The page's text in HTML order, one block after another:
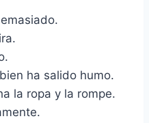
ha salido humo.
la ropa y la rompe.